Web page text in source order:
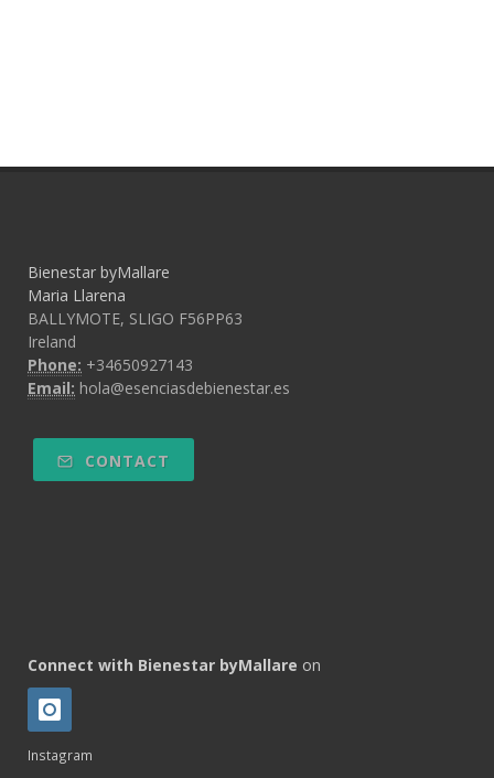
Bienestar byMallare
Maria Llarena
BALLYMOTE, SLIGO F56PP63
Ireland
Phone: +34650927143
Email: hola@esenciasdebienestar.es
CONTACT
Connect with Bienestar byMallare on
Instagram